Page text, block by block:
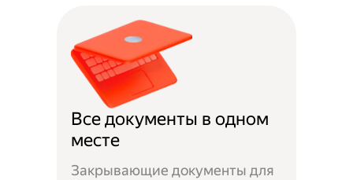
Все документы в одном
месте
Закрывающие документы для